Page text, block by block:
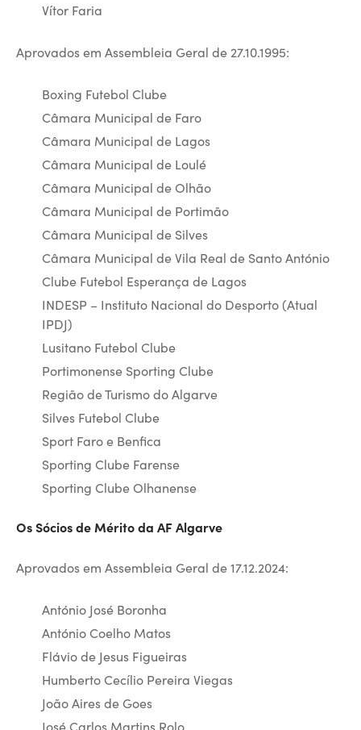
Vítor Faria
Aprovados em Assembleia Geral de 27.10.1995:
Boxing Futebol Clube
Câmara Municipal de Faro
Câmara Municipal de Lagos
Câmara Municipal de Loulé
Câmara Municipal de Olhão
Câmara Municipal de Portimão
Câmara Municipal de Silves
Câmara Municipal de Vila Real de Santo António
Clube Futebol Esperança de Lagos
INDESP – Instituto Nacional do Desporto (Atual
IPDJ)
Lusitano Futebol Clube
Portimonense Sporting Clube
Região de Turismo do Algarve
Silves Futebol Clube
Sport Faro e Benfica
Sporting Clube Farense
Sporting Clube Olhanense
Os Sócios de Mérito da AF Algarve
Aprovados em Assembleia Geral de 17.12.2024:
António José Boronha
António Coelho Matos
Flávio de Jesus Figueiras
Humberto Cecílio Pereira Viegas
João Aires de Goes
José Carlos Martins Rolo